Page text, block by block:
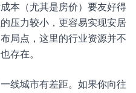
本（尤其是房价）要友好得
压力较小，更容易实现安居
局点，这里的行业资源并不
存在。
线城市有差距。如果你向往